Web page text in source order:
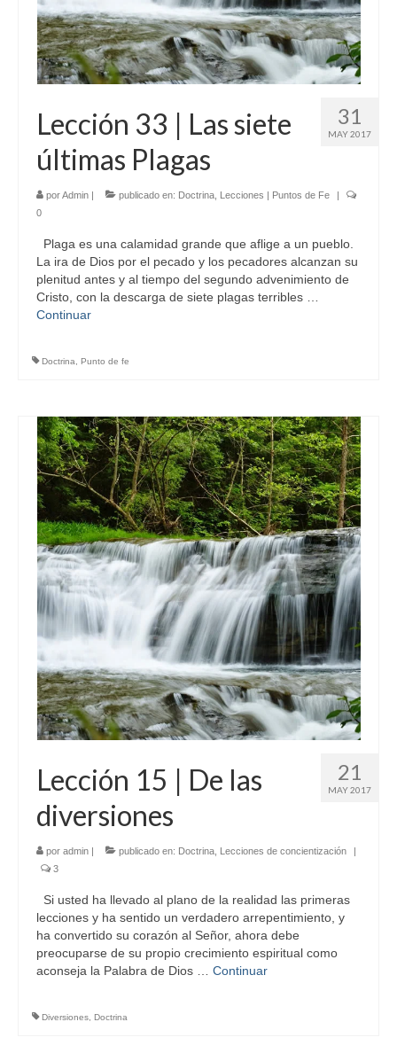
31
MAY 2017
Lección 33 | Las siete
últimas Plagas
porAdmin | publicado en: Doctrina Lecciones | Puntos de Fe
|
0
Plaga es una calamidad grande que aflige a un pueblo.
La ira de Dios por el pecado y los pecadores alcanzan su
plenitud antes y al tiempo del segundo advenimiento de
Cristo, con la descarga de siete plagas terribles …
Continuar
Doctrina Punto de fe
21
MAY 2017
Lección 15 | De las
diversiones
por admin | publicado en: Doctrina Lecciones de concientización
|
3
Si usted ha llevado al plano de la realidad las primeras
lecciones y ha sentido un verdadero arrepentimiento, y
ha convertido su corazón al Señor, ahora debe
preocuparse de su propio crecimiento espiritual como
aconseja la Palabra de Dios … Continuar
Diversiones Doctrina